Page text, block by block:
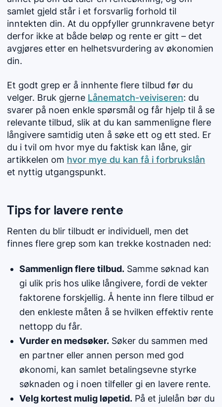
samlet gjeld står i et forsvarlig forhold til
inntekten din. At du oppfyller grunnkravene betyr
derfor ikke at både beløp og rente er gitt – det
avgjøres etter en helhetsvurdering av økonomien
din.
Et godt grep er å innhente flere tilbud før du
velger. Bruk gjerne Lånematch-veiviseren: du
svarer på noen enkle spørsmål og får hjelp til å se
relevante tilbud, slik at du kan sammenligne flere
långivere samtidig uten å søke ett og ett sted. Er
du i tvil om hvor mye du faktisk kan låne, gir
artikkelen om hvor mye du kan få i forbrukslån
et nyttig utgangspunkt.
Tips for lavere rente
Renten du blir tilbudt er individuell, men det
finnes flere grep som kan trekke kostnaden ned:
Sammenlign flere tilbud. Samme søknad kan
gi ulik pris hos ulike långivere, fordi de vekter
faktorene forskjellig. Å hente inn flere tilbud er
den enkleste måten å se hvilken effektiv rente
nettopp du får.
Vurder en medsøker. Søker du sammen med
en partner eller annen person med god
økonomi, kan samlet betalingsevne styrke
søknaden og i noen tilfeller gi en lavere rente.
Velg kortest mulig løpetid. På et julelån bør du